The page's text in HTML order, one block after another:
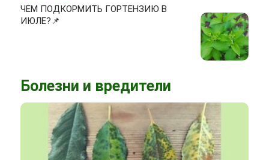
ЧЕМ ПОДКОРМИТЬ ГОРТЕНЗИЮ В
ИЮЛЕ?📌
Болезни и вредители